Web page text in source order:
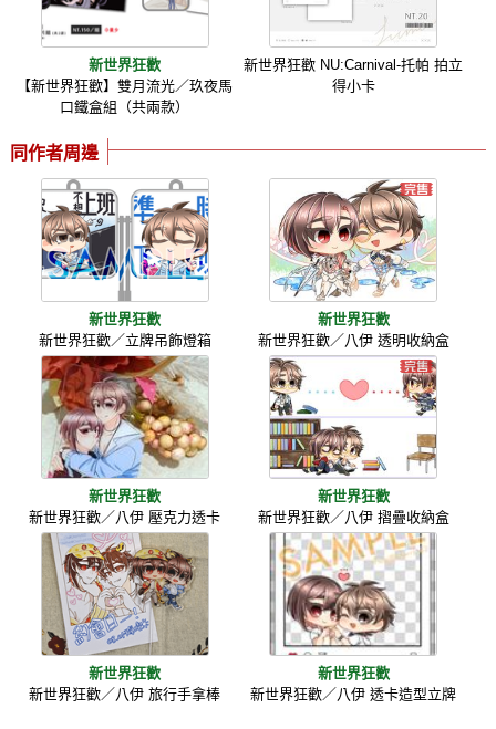
新世界狂歡
【新世界狂歡】雙月流光／玖夜馬
口鐵盒組（共兩款）
新世界狂歡 NU:Carnival-托帕 拍立
得小卡
同作者周邊
新世界狂歡
新世界狂歡／立牌吊飾燈箱
新世界狂歡
新世界狂歡／八伊 透明收納盒
新世界狂歡
新世界狂歡／八伊 壓克力透卡
新世界狂歡
新世界狂歡／八伊 摺疊收納盒
新世界狂歡
新世界狂歡／八伊 旅行手拿棒
新世界狂歡
新世界狂歡／八伊 透卡造型立牌